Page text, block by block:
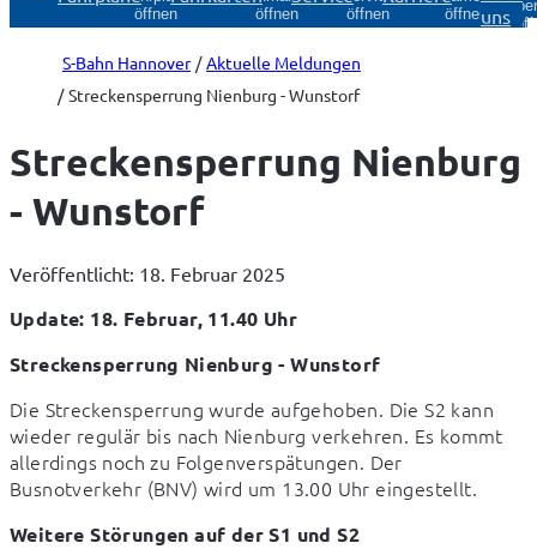
öffnen
öffnen
öffnen
öffnenuns
S-Bahn Hannover
Aktuelle Meldungen
Streckensperrung Nienburg - Wunstorf
Streckensperrung Nienburg
- Wunstorf
Veröffentlicht: 18. Februar 2025
Update: 18. Februar, 11.40 Uhr
Streckensperrung Nienburg - Wunstorf
Die Streckensperrung wurde aufgehoben. Die S2 kann
wieder regulär bis nach Nienburg verkehren. Es kommt
allerdings noch zu Folgenverspätungen. Der
Busnotverkehr (BNV) wird um 13.00 Uhr eingestellt.
Weitere Störungen auf der S1 und S2